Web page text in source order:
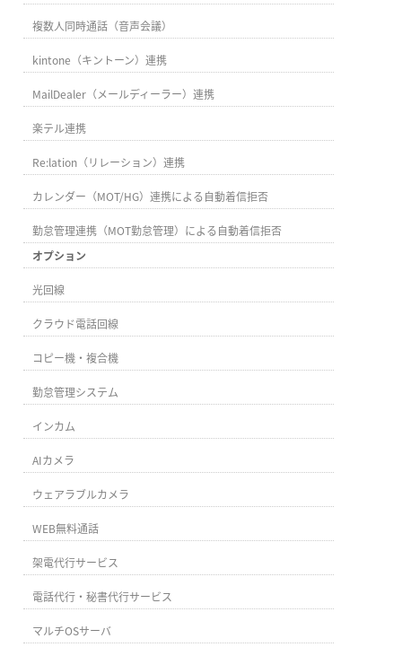
複数人同時通話（音声会議）
kintone（キントーン）連携
MailDealer（メールディーラー）連携
楽テル連携
Re:lation（リレーション）連携
カレンダー（MOT/HG）連携による自動着信拒否
勤怠管理連携（MOT勤怠管理）による自動着信拒否
オプション
光回線
クラウド電話回線
コピー機・複合機
勤怠管理システム
インカム
AIカメラ
ウェアラブルカメラ
WEB無料通話
架電代行サービス
電話代行・秘書代行サービス
マルチOSサーバ